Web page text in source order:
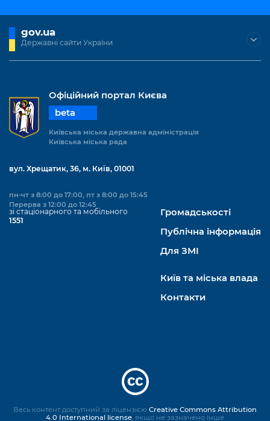
gov.ua
Державні сайти України
Офіційний портал Києва
beta
Київська міська державна адміністрація
Київська міська рада
вул. Хрещатик, 36, м. Київ, 01001
пн-чт з 8:00 до 17:00, пт з 8:00 до 15:45
Перерва з 12:00 до 12:45
зі стаціонарного та мобільного
1551
Громадськості
Публічна інформація
Для ЗМІ
Київ та міська влада
Контакти
Весь контент доступний за ліцензією Creative Commons Attribution
4.0 International license , якщо не зазначено інше